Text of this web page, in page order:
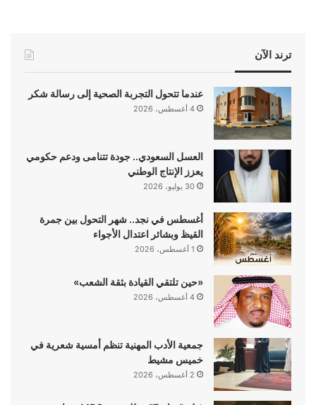
ترند الآن
عندما تتحول التجربة الصحية إلى رسالة شكر
4 أغسطس، 2026
العسل السعودي.. جودة تتنامى ودعم حكومي
يعزز الإنتاج الوطني
30 يوليو، 2026
أغسطس في نجد.. شهر التحول بين جمرة
القيظ وبشائر اعتدال الأجواء
1 أغسطس، 2026
«حين تلتقي القيادة بثقة الشعب»
4 أغسطس، 2026
جمعية الأدب المهنية تنظم أمسية شعرية في
خميس مشيط
2 أغسطس، 2026